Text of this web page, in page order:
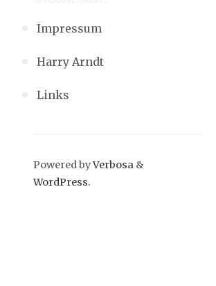
Impressum
Harry Arndt
Links
Powered byVerbosa &
WordPress.